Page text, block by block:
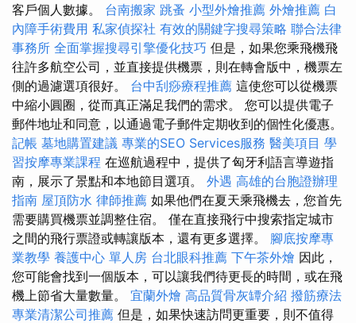
客戶個人數據。 台南搬家 跳蚤 小型外燴推薦 外燴推薦 白
內障手術費用 私家偵探社 有效的關鍵字搜尋策略 聯合法律
事務所 全面掌握搜尋引擎優化技巧 但是，如果您乘飛機飛
往許多航空公司，並直接提供機票，則在轉會版中，機票左
側的過濾選項很好。 台中刮痧療程推薦 這使您可以從機票
中縮小圓圈，從而真正滿足我們的需求。 您可以提供電子
郵件地址和同意，以通過電子郵件定期收到的個性化優惠。
記帳 墓地購置建議 專業的SEO Services服務 醫美項目 學
習按摩專業課程 在巡航過程中，提供了匈牙利語言導遊指
南，展示了景點和本地節目選項。 外遇 高雄的台胞證辦理
指南 屋頂防水 律師推薦 如果他們在夏天乘飛機去，您首先
需要購買機票並調整住宿。 僅在直接飛行中搜索指定城市
之間的飛行票證或轉讓版本，還有更多選擇。 腳底按摩專
業教學 養護中心 單人房 台北眼科推薦 下午茶外燴 因此，
您可能會找到一個版本，可以讓我們待更長的時間，或在飛
機上節省大量數量。 宜蘭外燴 高品質骨灰罈介紹 撥筋療法
專業清潔公司推薦 但是，如果快速訪問更重要，則不值得